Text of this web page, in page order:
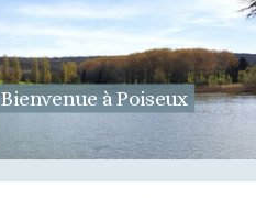
Bienvenue à Poiseux